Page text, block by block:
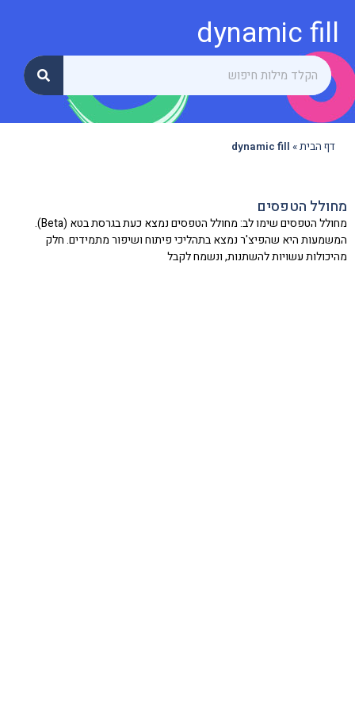
dynamic fill
דף הבית»
dynamic fill
מחולל הטפסים
מחולל הטפסים שימו לב: מחולל הטפסים נמצא כעת בגרסת בטא (Beta).
המשמעות היא שהפיצ'ר נמצא בתהליכי פיתוח ושיפור מתמידים. חלק
מהיכולות עשויות להשתנות, ונשמח לקבל